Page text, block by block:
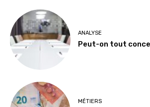
ANALYSE
Peut-on tout
MÉTIERS